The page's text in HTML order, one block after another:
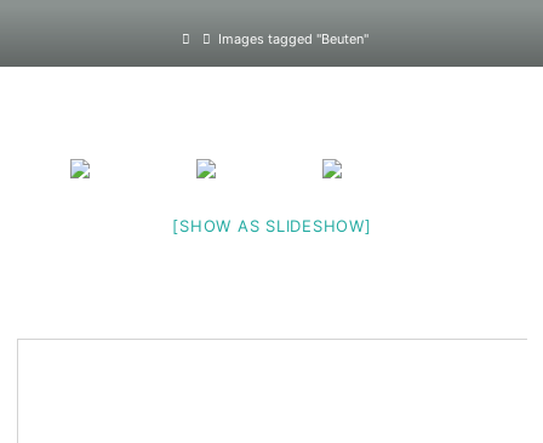
HomeImages tagged "Beuten"
[SHOW AS SLIDESHOW]